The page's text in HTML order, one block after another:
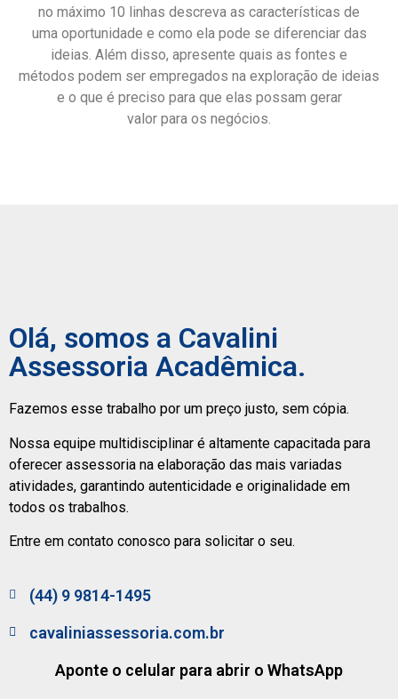
no máximo 10 linhas descreva as características de
uma oportunidade e como ela pode se diferenciar das
ideias. Além disso, apresente quais as fontes e
métodos podem ser empregados na exploração de ideias
e o que é preciso para que elas possam gerar
valor para os negócios.
Olá, somos a Cavalini
Assessoria Acadêmica.
Fazemos esse trabalho por um preço justo, sem cópia.
Nossa equipe multidisciplinar é altamente capacitada para
oferecer assessoria na elaboração das mais variadas
atividades, garantindo autenticidade e originalidade em
todos os trabalhos.
Entre em contato conosco para solicitar o seu.
(44) 9 9814-1495
cavaliniassessoria.com.br
Aponte o celular para abrir o WhatsApp